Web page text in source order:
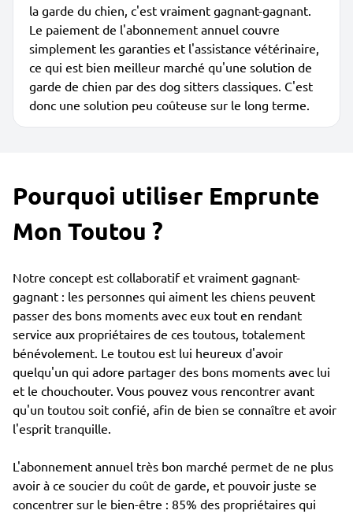
la garde du chien, c'est vraiment gagnant-gagnant.
Le paiement de l'abonnement annuel couvre
simplement les garanties et l'assistance vétérinaire,
ce qui est bien meilleur marché qu'une solution de
garde de chien par des dog sitters classiques. C'est
donc une solution peu coûteuse sur le long terme.
Pourquoi utiliser Emprunte
Mon Toutou ?
Notre concept est collaboratif et vraiment gagnant-
gagnant : les personnes qui aiment les chiens peuvent
passer des bons moments avec eux tout en rendant
service aux propriétaires de ces toutous, totalement
bénévolement. Le toutou est lui heureux d'avoir
quelqu'un qui adore partager des bons moments avec lui
et le chouchouter. Vous pouvez vous rencontrer avant
qu'un toutou soit confié, afin de bien se connaître et avoir
l'esprit tranquille.
L'abonnement annuel très bon marché permet de ne plus
avoir à ce soucier du coût de garde, et pouvoir juste se
concentrer sur le bien-être : 85% des propriétaires qui